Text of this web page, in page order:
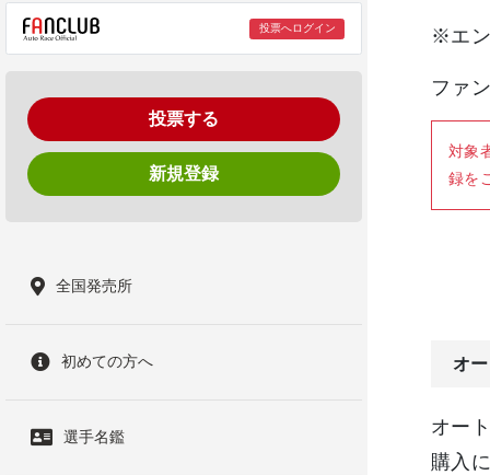
投票へログイン
投票する
新規登録
全国発売所
初めての方へ
選手名鑑
※エ
ファ
対象
録を
オ
オー
購入